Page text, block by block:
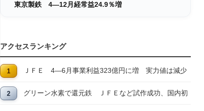
東京製鉄 4―12月経常益24.9％増
アクセスランキング
ＪＦＥ 4―6月事業利益323億円に増 実力値は減少
グリーン水素で還元鉄 ＪＦＥなど試作成功、国内初